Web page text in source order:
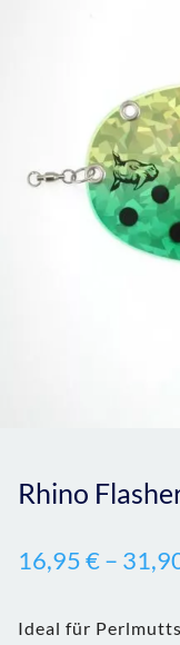
Rhino
16,95€–
Ideal für